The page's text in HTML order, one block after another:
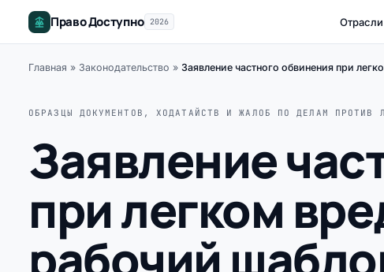
Право Доступно 2026 Отрасли
Главная » Законодательство » Заявление частного обвинения при
ОБРАЗЦЫ ДОКУМЕНТОВ, ХОДАТАЙСТВ И ЖАЛОБ ПО ДЕЛАМ ПРОТИВ
Заявление
при легком